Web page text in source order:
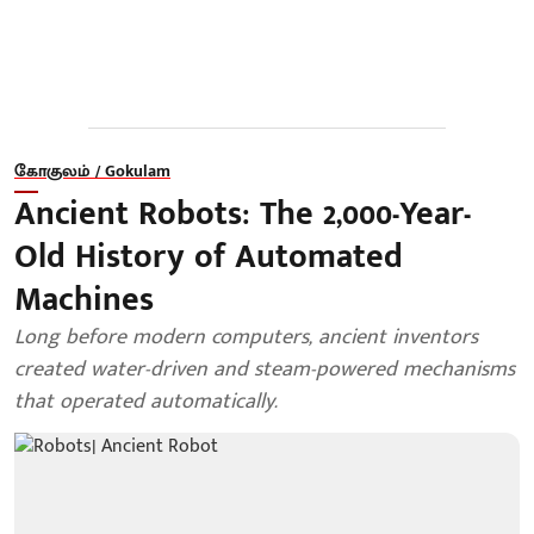
கோகுலம் / Gokulam
Ancient Robots: The 2,000-Year-
Old History of Automated
Machines
Long before modern computers, ancient inventors
created water-driven and steam-powered mechanisms
that operated automatically.